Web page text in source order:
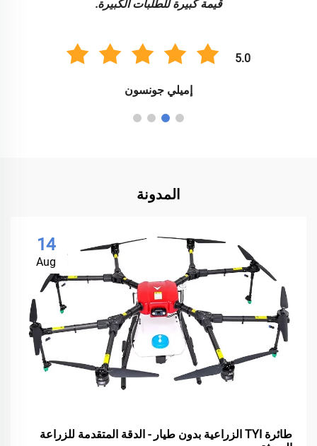
قيمة كبيرة للطلبات الكبيرة.
5.0
إميلي جونسون
المدونة
14
Aug
طائرة TYI الزراعية بدون طيار - الدقة المتقدمة للزراعة